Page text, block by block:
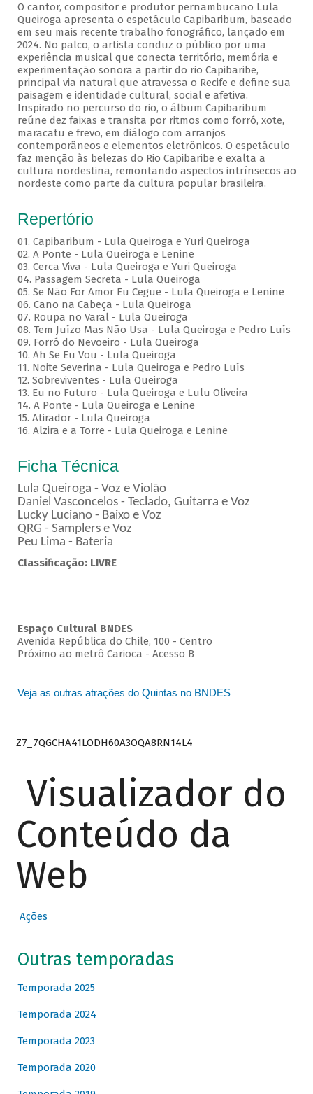
O cantor, compositor e produtor pernambucano Lula
Queiroga apresenta o espetáculo Capibaribum, baseado
em seu mais recente trabalho fonográfico, lançado em
2024. No palco, o artista conduz o público por uma
experiência musical que conecta território, memória e
experimentação sonora a partir do rio Capibaribe,
principal via natural que atravessa o Recife e define sua
paisagem e identidade cultural, social e afetiva.
Inspirado no percurso do rio, o álbum Capibaribum
reúne dez faixas e transita por ritmos como forró, xote,
maracatu e frevo, em diálogo com arranjos
contemporâneos e elementos eletrônicos. O espetáculo
faz menção às belezas do Rio Capibaribe e exalta a
cultura nordestina, remontando aspectos intrínsecos ao
nordeste como parte da cultura popular brasileira.
Repertório
01. Capibaribum - Lula Queiroga e Yuri Queiroga
02. A Ponte - Lula Queiroga e Lenine
03. Cerca Viva - Lula Queiroga e Yuri Queiroga
04. Passagem Secreta - Lula Queiroga
05. Se Não For Amor Eu Cegue - Lula Queiroga e Lenine
06. Cano na Cabeça - Lula Queiroga
07. Roupa no Varal - Lula Queiroga
08. Tem Juízo Mas Não Usa - Lula Queiroga e Pedro Luís
09. Forró do Nevoeiro - Lula Queiroga
10. Ah Se Eu Vou - Lula Queiroga
11. Noite Severina - Lula Queiroga e Pedro Luís
12. Sobreviventes - Lula Queiroga
13. Eu no Futuro - Lula Queiroga e Lulu Oliveira
14. A Ponte - Lula Queiroga e Lenine
15. Atirador - Lula Queiroga
16. Alzira e a Torre - Lula Queiroga e Lenine
Ficha Técnica
Lula Queiroga - Voz e Violão
Daniel Vasconcelos - Teclado, Guitarra e Voz
Lucky Luciano - Baixo e Voz
QRG - Samplers e Voz
Peu Lima - Bateria
Classificação: LIVRE
Espaço Cultural BNDES
Avenida República do Chile, 100 - Centro
Próximo ao metrô Carioca - Acesso B
Veja as outras atrações do Quintas no BNDES
Z7_7QGCHA41LODH60A3OQA8RN14L4
Visualizador do
Conteúdo da
Web
Ações
Outras temporadas
Temporada 2025
Temporada 2024
Temporada 2023
Temporada 2020